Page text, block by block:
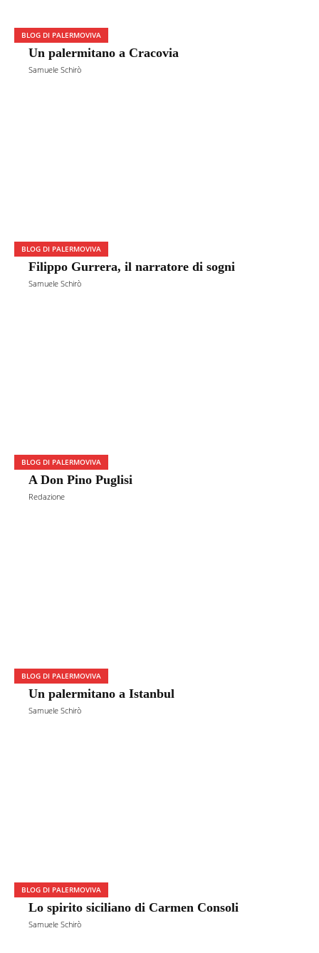
BLOG DI PALERMOVIVA
Un palermitano a Cracovia
Samuele Schirò
BLOG DI PALERMOVIVA
Filippo Gurrera, il narratore di sogni
Samuele Schirò
BLOG DI PALERMOVIVA
A Don Pino Puglisi
Redazione
BLOG DI PALERMOVIVA
Un palermitano a Istanbul
Samuele Schirò
BLOG DI PALERMOVIVA
Lo spirito siciliano di Carmen Consoli
Samuele Schirò